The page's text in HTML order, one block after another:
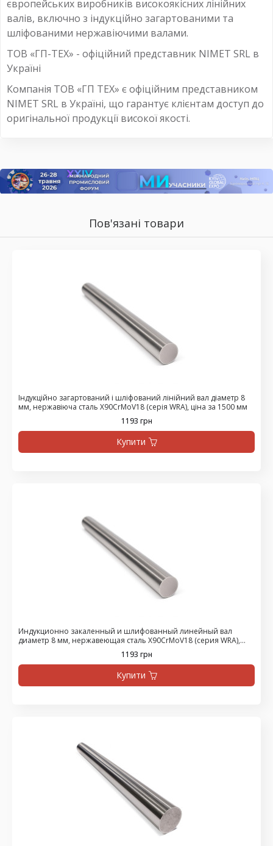
європейських виробників високоякісних лінійних
валів, включно з індукційно загартованими та
шліфованими нержавіючими валами.
ТОВ «ГП-ТЕХ» - офіційний представник NIMET SRL в
Україні
Компанія ТОВ «ГП ТЕХ» є офіційним представником
NIMET SRL в Україні, що гарантує клієнтам доступ до
оригінальної продукції високої якості.
Пов'язані товари
Індукційно загартований і шліфований лінійний вал діаметр 8
мм, нержавіюча сталь X90CrMoV18 (серія WRA), ціна за 1500 мм
1193 грн
Купити
Индукционно закаленный и шлифованный линейный вал
диаметр 8 мм, нержавеющая сталь X90CrMoV18 (серия WRA),
1193 грн
Купити